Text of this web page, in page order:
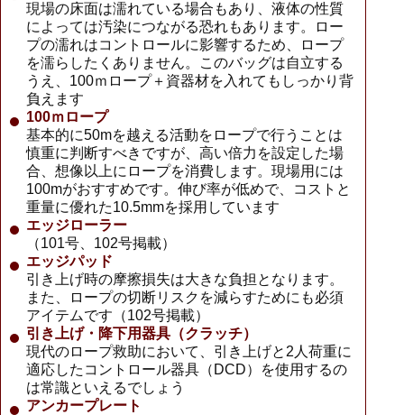
現場の床面は濡れている場合もあり、液体の性質
によっては汚染につながる恐れもあります。ロー
プの濡れはコントロールに影響するため、ロープ
を濡らしたくありません。このバッグは自立する
うえ、100ｍロープ＋資器材を入れてもしっかり背
負えます
100ｍロープ
基本的に50mを越える活動をロープで行うことは
慎重に判断すべきですが、高い倍力を設定した場
合、想像以上にロープを消費します。現場用には
100mがおすすめです。伸び率が低めで、コストと
重量に優れた10.5mmを採用しています
エッジローラー
（101号、102号掲載）
エッジパッド
引き上げ時の摩擦損失は大きな負担となります。
また、ロープの切断リスクを減らすためにも必須
アイテムです（102号掲載）
引き上げ・降下用器具（クラッチ）
現代のロープ救助において、引き上げと2人荷重に
適応したコントロール器具（DCD）を使用するの
は常識といえるでしょう
アンカープレート